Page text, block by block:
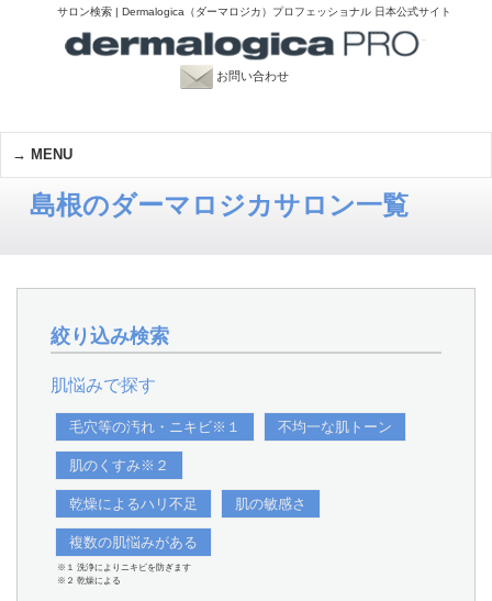
サロン検索 | Dermalogica（ダーマロジカ）プロフェッショナル 日本公式サイト
お問い合わせ
MENU
島根のダーマロジカサロン一覧
絞り込み検索
肌悩みで探す
毛穴等の汚れ・ニキビ※１ 不均一な肌トーン
肌のくすみ※２
乾燥によるハリ不足 肌の敏感さ
複数の肌悩みがある
※１ 洗浄によりニキビを防ぎます
※２ 乾燥による